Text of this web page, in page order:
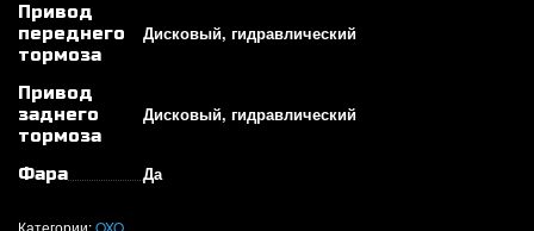
Привод
переднего
тормоза
Дисковый, гидравлический
Привод
заднего
тормоза
Дисковый, гидравлический
Фара Да